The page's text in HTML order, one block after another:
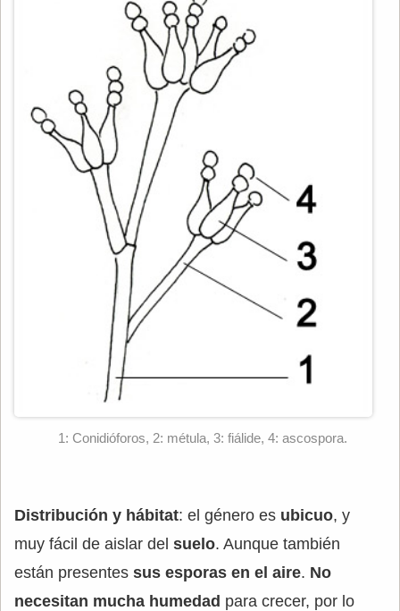
1: Conidióforos, 2: métula, 3: fiálide, 4: ascospora.
Distribución y hábitat: el género es ubicuo, y
muy fácil de aislar del suelo. Aunque también
están presentes sus esporas en el aire. No
necesitan mucha humedad para crecer, por lo